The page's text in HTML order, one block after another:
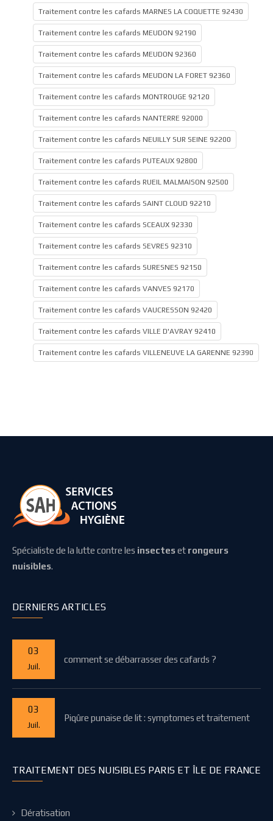
Traitement contre les cafards MARNES LA COQUETTE 92430
Traitement contre les cafards MEUDON 92190
Traitement contre les cafards MEUDON 92360
Traitement contre les cafards MEUDON LA FORET 92360
Traitement contre les cafards MONTROUGE 92120
Traitement contre les cafards NANTERRE 92000
Traitement contre les cafards NEUILLY SUR SEINE 92200
Traitement contre les cafards PUTEAUX 92800
Traitement contre les cafards RUEIL MALMAISON 92500
Traitement contre les cafards SAINT CLOUD 92210
Traitement contre les cafards SCEAUX 92330
Traitement contre les cafards SEVRES 92310
Traitement contre les cafards SURESNES 92150
Traitement contre les cafards VANVES 92170
Traitement contre les cafards VAUCRESSON 92420
Traitement contre les cafards VILLE D'AVRAY 92410
Traitement contre les cafards VILLENEUVE LA GARENNE 92390
Spécialiste de la lutte contre les insecteset rongeurs
nuisibles.
DERNIERS ARTICLES
03
Juil.
comment se débarrasser des cafards ?
03
Juil.
Piqûre punaise de lit : symptomes et traitement
TRAITEMENT DES NUISIBLES PARIS ET ÎLE DE FRANCE
Dératisation